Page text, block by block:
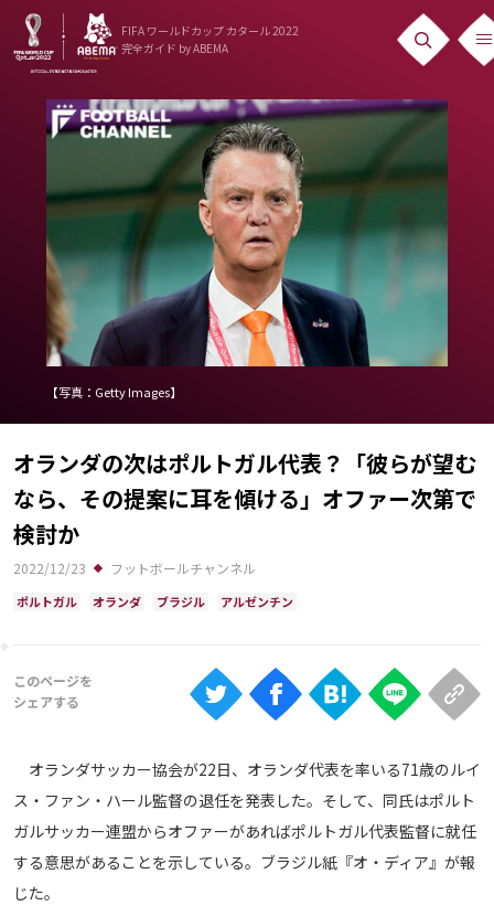
FIFA ワールドカップ カタール 2022
完全ガイド by ABEMA
ニュース
出場国
Teams
日本代表
Team Japan
日程・結果
Schedule
ランキング
Ranking
大会について
About
視聴方法
ABEMAの視聴について
Android
Web
【写真：Getty Images】
オランダの次はポルトガル代表？「彼らが望む
なら、その提案に耳を傾ける」オファー次第で
検討か
2022/12/23 フットボールチャンネル
ポルトガル オランダ ブラジル アルゼンチン
オランダサッカー協会が22日、オランダ代表を率いる71歳のルイ
ス・ファン・ハール監督の退任を発表した。そして、同氏はポルト
ガルサッカー連盟からオファーがあればポルトガル代表監督に就任
する意思があることを示している。ブラジル紙『オ・ディア』が報
じた。